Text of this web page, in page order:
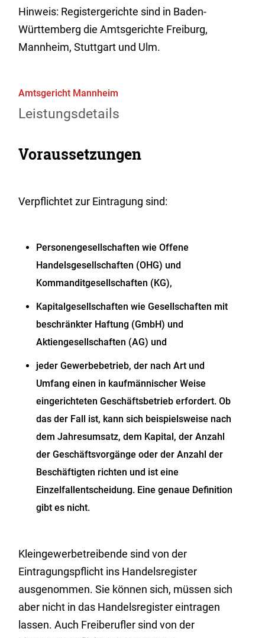
Hinweis: Registergerichte sind in Baden-
Württemberg die Amtsgerichte Freiburg,
Mannheim, Stuttgart und Ulm.
Amtsgericht Mannheim
Leistungsdetails
Voraussetzungen
Verpflichtet zur Eintragung sind:
Personengesellschaften wie Offene
Handelsgesellschaften (OHG) und
Kommanditgesellschaften (KG),
Kapitalgesellschaften wie Gesellschaften mit
beschränkter Haftung (GmbH) und
Aktiengesellschaften (AG) und
jeder Gewerbebetrieb, der nach Art und
Umfang einen in kaufmännischer Weise
eingerichteten Geschäftsbetrieb erfordert. Ob
das der Fall ist, kann sich beispielsweise nach
dem Jahresumsatz, dem Kapital, der Anzahl
der Geschäftsvorgänge oder der Anzahl der
Beschäftigten richten und ist eine
Einzelfallentscheidung. Eine genaue Definition
gibt es nicht.
Kleingewerbetreibende sind von der
Eintragungspflicht ins Handelsregister
ausgenommen. Sie können sich, müssen sich
aber nicht in das Handelsregister eintragen
lassen. Auch Freiberufler sind von der